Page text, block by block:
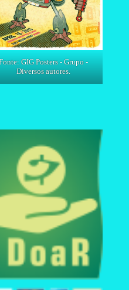
GIG Posters - Grupo -
Diversos autores.